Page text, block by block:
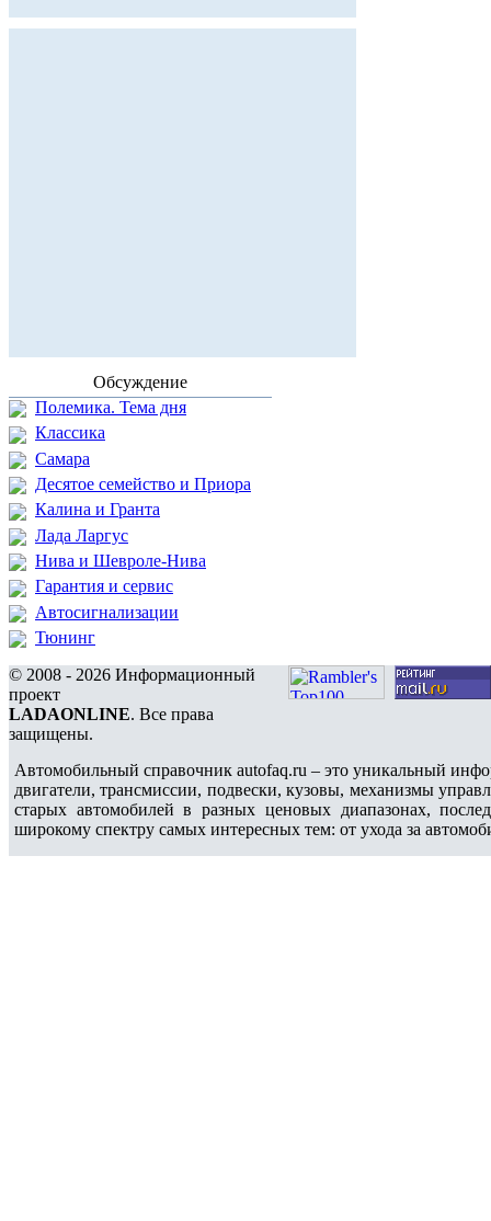
Обсуждение
Полемика. Тема дня
Классика
Самара
Десятое семейство и Приора
Калина и Гранта
Лада Ларгус
Нива и Шевроле-Нива
Гарантия и сервис
Автосигнализации
Тюнинг
© 2008 - 2026 Информационный
проект
LADAONLINE. Все права
защищены.
Автомобильный справочник autofaq.ru – это уникальный
двигатели, трансмиссии, подвески, кузовы, механизмы
старых автомобилей в разных ценовых диапазонах,
широкому спектру самых интересных тем: от ухода за